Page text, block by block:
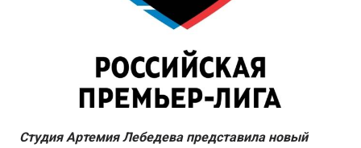
Студия Артемия Лебедева представила новый